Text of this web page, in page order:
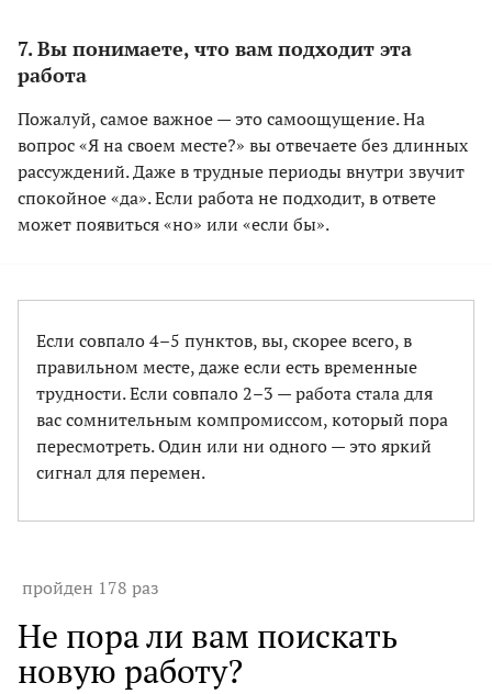
7. Вы понимаете, что вам подходит эта
работа
Пожалуй, самое важное — это самоощущение. На
вопрос «Я на своем месте?» вы отвечаете без длинных
рассуждений. Даже в трудные периоды внутри звучит
спокойное «да». Если работа не подходит, в ответе
может появиться «но» или «если бы».
Если совпало 4–5 пунктов, вы, скорее всего, в
правильном месте, даже если есть временные
трудности. Если совпало 2–3 — работа стала для
вас сомнительным компромиссом, который пора
пересмотреть. Один или ни одного — это яркий
сигнал для перемен.
пройден 178 раз
Не пора ли вам поискать
новую работу?